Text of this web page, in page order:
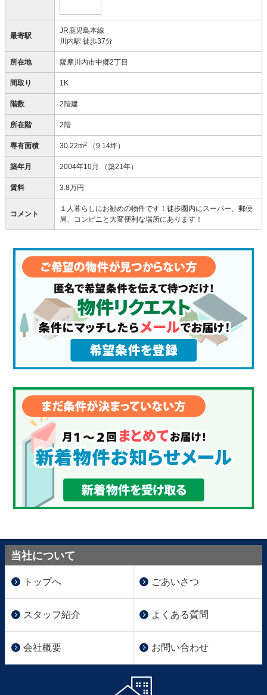
最寄駅
JR鹿児島本線
川内駅 徒歩37分
所在地 薩摩川内市中郷2丁目
間取り 1K
階数 2階建
所在階 2階
専有面積 30.22m2 （9.14坪）
築年月 2004年10月 （築21年）
賃料 3.8万円
コメント
１人暮らしにお勧めの物件です！徒歩圏内にスーパー、郵便
局、コンビニと大変便利な場所にあります！
当社について
トップへ ごあいさつ
スタッフ紹介 よくある質問
会社概要 お問い合わせ